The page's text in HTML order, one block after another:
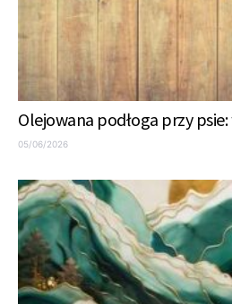
Olejowana podłoga przy
05/06/2026